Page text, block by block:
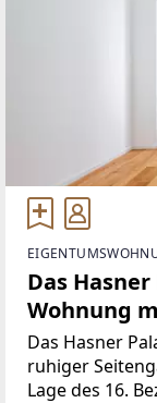
Das
Wohnung
Das Hasner
ruhiger
Lage des 16.